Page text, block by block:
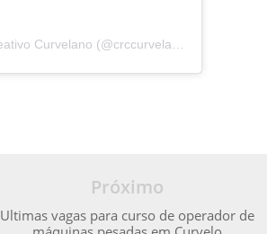
Próximo
Ultimas vagas para curso de operador de